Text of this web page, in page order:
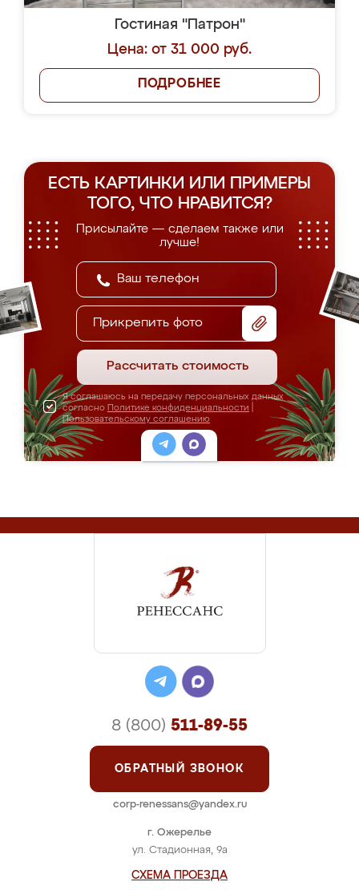
Гостиная "Патрон"
Цена: от 31 000 руб.
ПОДРОБНЕЕ
ЕСТЬ КАРТИНКИ ИЛИ ПРИМЕРЫ
ТОГО, ЧТО НРАВИТСЯ?
Присылайте — сделаем также или
лучше!
Прикрепить фото
Рассчитать стоимость
Я соглашаюсь на передачу персональных данных
согласно Политике конфиденциальности
Пользовательскому соглашению
г. Ожерелье
ул. Стадионная, 9а
СХЕМА ПРОЕЗДА
8 (800) 511-89-55
ОБРАТНЫЙ ЗВОНОК
corp-renessans@yandex.ru